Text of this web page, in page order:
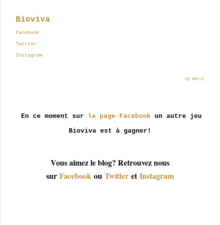
Bioviva
Facebook
Twitter
Instagram
sp merci
En ce moment sur la page Facebookun autre jeu
Bioviva est à gagner!
Vous aimez le blog? Retrouvez nous
sur Facebook ou Twitter etInstagram